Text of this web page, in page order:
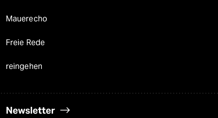
Mauerecho
Freie Rede
reingehen
Newsletter